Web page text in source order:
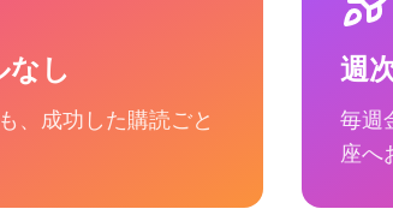
なし
、成功した購読ごと
週
毎週
座へ